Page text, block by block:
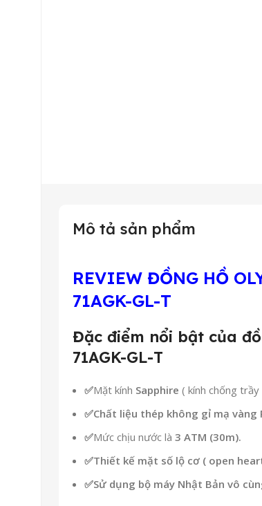
Mô tả sản phẩm
REVIEW ĐỒNG HỒ
71AGK-GL-T
Đặc điểm nổi bật của
71AGK-GL-T
✅Mặt kính Sapphire ( kính chống trầy
✅Chất liệu thép không gỉ mạ vàng
✅Mức chịu nước là 3 ATM (30m).
✅Thiết kế mặt số lộ cơ ( open
✅Sử dụng bộ máy Nhật Bản vô